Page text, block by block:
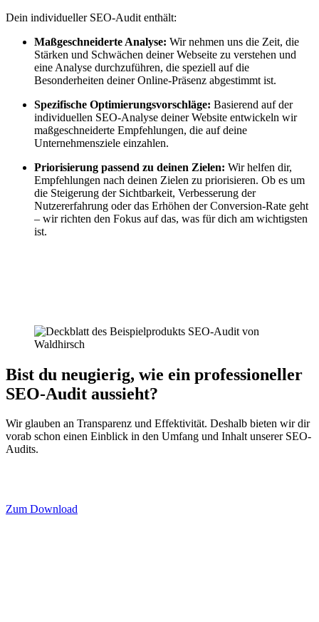
Dein individueller SEO-Audit enthält:
Maßgeschneiderte Analyse: Wir nehmen uns die Zeit, die
Stärken und Schwächen deiner Webseite zu verstehen und
eine Analyse durchzuführen, die speziell auf die
Besonderheiten deiner Online-Präsenz abgestimmt ist.
Spezifische Optimierungsvorschläge: Basierend auf der
individuellen SEO-Analyse deiner Website entwickeln wir
maßgeschneiderte Empfehlungen, die auf deine
Unternehmensziele einzahlen.
Priorisierung passend zu deinen Zielen: Wir helfen dir,
Empfehlungen nach deinen Zielen zu priorisieren. Ob es um
die Steigerung der Sichtbarkeit, Verbesserung der
Nutzererfahrung oder das Erhöhen der Conversion-Rate geht
– wir richten den Fokus auf das, was für dich am wichtigsten
ist.
Bist du neugierig, wie ein professioneller
SEO-Audit aussieht?
Wir glauben an Transparenz und Effektivität. Deshalb bieten wir dir
vorab schon einen Einblick in den Umfang und Inhalt unserer SEO-
Audits.
Zum Download